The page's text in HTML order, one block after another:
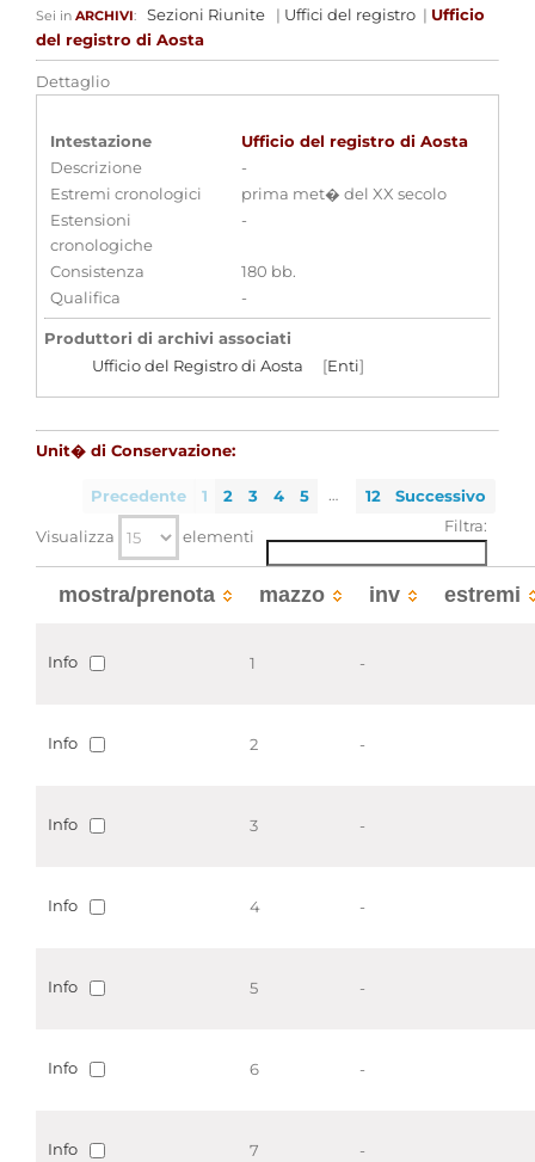
Sei in ARCHIVI: Sezioni Riunite | Uffici del registro | Ufficio
del registro di Aosta
Dettaglio
Intestazione
Ufficio del registro di Aosta
Descrizione
-
Estremi cronologici
prima met� del XX secolo
Estensioni
cronologiche
-
Consistenza
180 bb.
Qualifica
-
Produttori di archivi associati
Ufficio del Registro di Aosta [Enti]
Aggregazioni associate al record corrente
Tipo di archivio
Temi
Notai
Parole chiave
Visualizza tutte le unit� archivistiche
Unit� di Conservazione:
Precedente 1 2 3 4 5 … 12 Successivo
Visualizza elementi
Filtra:
mostra/prenota mazzo inv estremi
Info 1 -
Info 2 -
Info 3 -
Info 4 -
Info 5 -
Info 6 -
Info 7 -